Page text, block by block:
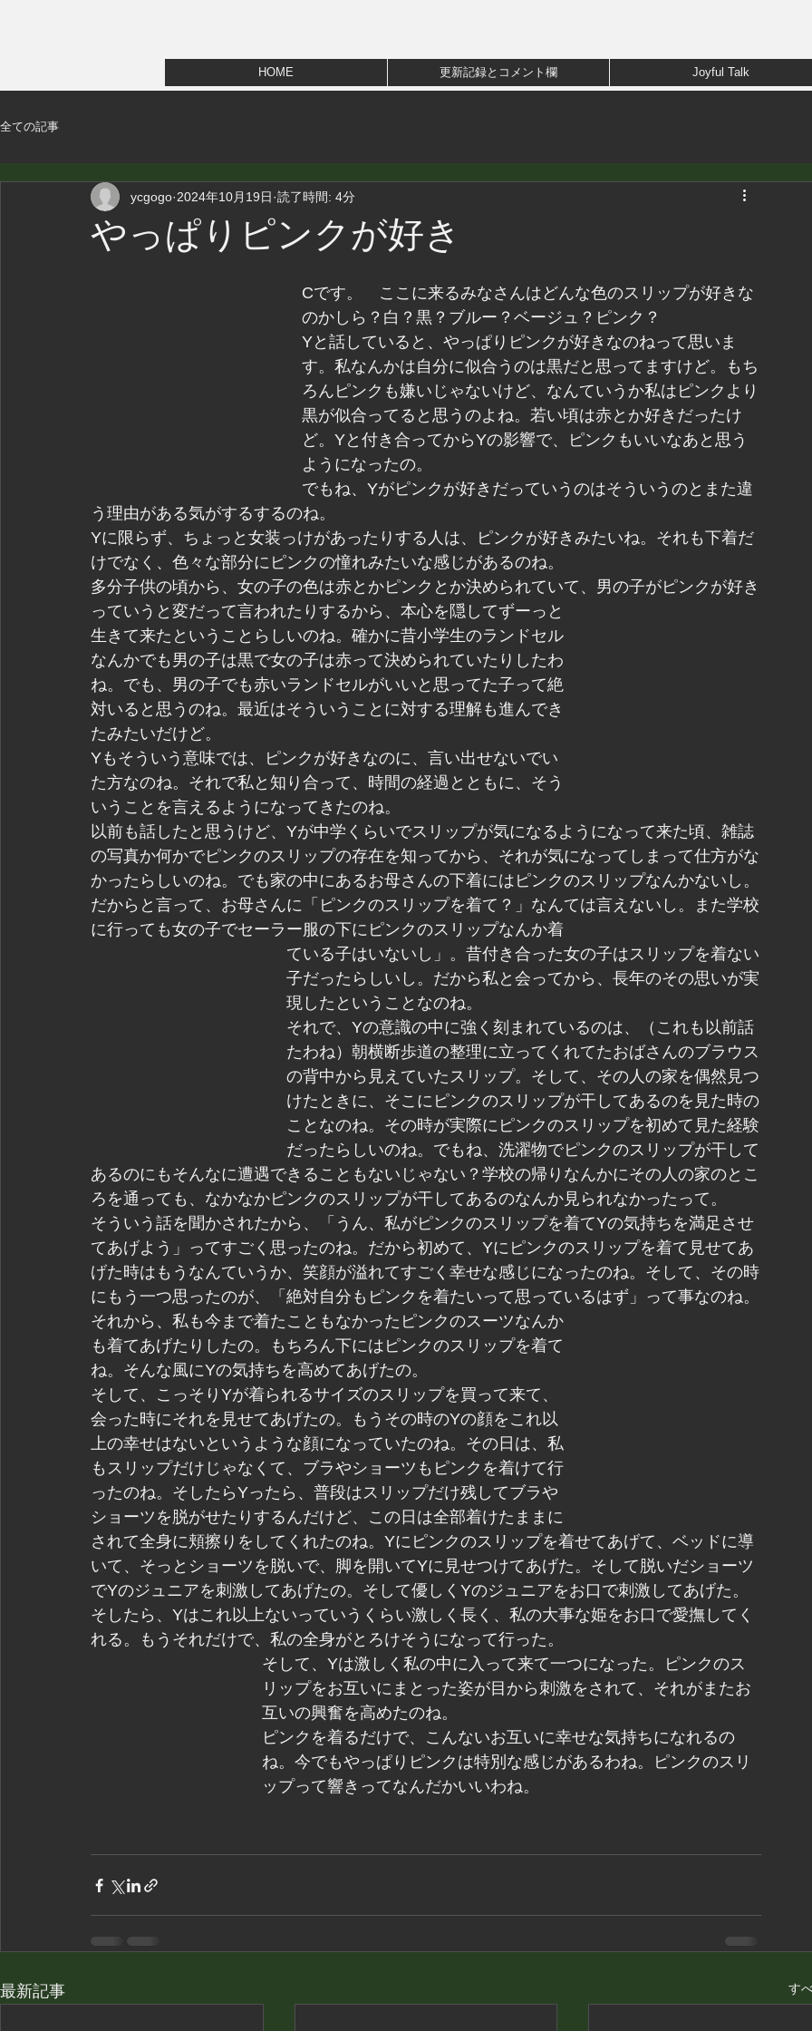
HOME 更新記録とコメント欄 Joyful Talk
全ての記事
やっぱりピンクが好き
ycgogo 2024年10月19日 読了時間: 4分
Cです。　ここに来るみなさんはどんな色のスリップが好きな
のかしら？白？黒？ブルー？ベージュ？ピンク？
Yと話していると、やっぱりピンクが好きなのねって思いま
す。私なんかは自分に似合うのは黒だと思ってますけど。もち
ろんピンクも嫌いじゃないけど、なんていうか私はピンクより
黒が似合ってると思うのよね。若い頃は赤とか好きだったけ
ど。Yと付き合ってからYの影響で、ピンクもいいなあと思う
ようになったの。
でもね、Yがピンクが好きだっていうのはそういうのとまた違
う理由がある気がするするのね。
Yに限らず、ちょっと女装っけがあったりする人は、ピンクが好きみたいね。それも下着だ
けでなく、色々な部分にピンクの憧れみたいな感じがあるのね。
多分子供の頃から、女の子の色は赤とかピンクとか決められていて、男の子がピンクが好き
っていうと変だって言われたりするから、本心を隠してずーっと
生きて来たということらしいのね。確かに昔小学生のランドセル
なんかでも男の子は黒で女の子は赤って決められていたりしたわ
ね。でも、男の子でも赤いランドセルがいいと思ってた子って絶
対いると思うのね。最近はそういうことに対する理解も進んでき
たみたいだけど。
Yもそういう意味では、ピンクが好きなのに、言い出せないでい
た方なのね。それで私と知り合って、時間の経過とともに、そう
いうことを言えるようになってきたのね。
以前も話したと思うけど、Yが中学くらいでスリップが気になるようになって来た頃、雑誌
の写真か何かでピンクのスリップの存在を知ってから、それが気になってしまって仕方がな
かったらしいのね。でも家の中にあるお母さんの下着にはピンクのスリップなんかないし。
だからと言って、お母さんに「ピンクのスリップを着て？」なんては言えないし。また学校
に行っても女の子でセーラー服の下にピンクのスリップなんか着
ている子はいないし」。昔付き合った女の子はスリップを着ない
子だったらしいし。だから私と会ってから、長年のその思いが実
現したということなのね。
それで、Yの意識の中に強く刻まれているのは、（これも以前話
たわね）朝横断歩道の整理に立ってくれてたおばさんのブラウス
の背中から見えていたスリップ。そして、その人の家を偶然見つ
けたときに、そこにピンクのスリップが干してあるのを見た時の
ことなのね。その時が実際にピンクのスリップを初めて見た経験
だったらしいのね。でもね、洗濯物でピンクのスリップが干して
あるのにもそんなに遭遇できることもないじゃない？学校の帰りなんかにその人の家のとこ
ろを通っても、なかなかピンクのスリップが干してあるのなんか見られなかったって。
そういう話を聞かされたから、「うん、私がピンクのスリップを着てYの気持ちを満足させ
てあげよう」ってすごく思ったのね。だから初めて、Yにピンクのスリップを着て見せてあ
げた時はもうなんていうか、笑顔が溢れてすごく幸せな感じになったのね。そして、その時
にもう一つ思ったのが、「絶対自分もピンクを着たいって思っているはず」って事なのね。
それから、私も今まで着たこともなかったピンクのスーツなんか
も着てあげたりしたの。もちろん下にはピンクのスリップを着て
ね。そんな風にYの気持ちを高めてあげたの。
そして、こっそりYが着られるサイズのスリップを買って来て、
会った時にそれを見せてあげたの。もうその時のYの顔をこれ以
上の幸せはないというような顔になっていたのね。その日は、私
もスリップだけじゃなくて、ブラやショーツもピンクを着けて行
ったのね。そしたらYったら、普段はスリップだけ残してブラや
ショーツを脱がせたりするんだけど、この日は全部着けたままに
されて全身に頬擦りをしてくれたのね。Yにピンクのスリップを着せてあげて、ベッドに導
いて、そっとショーツを脱いで、脚を開いてYに見せつけてあげた。そして脱いだショーツ
でYのジュニアを刺激してあげたの。そして優しくYのジュニアをお口で刺激してあげた。
そしたら、Yはこれ以上ないっていうくらい激しく長く、私の大事な姫をお口で愛撫してく
れる。もうそれだけで、私の全身がとろけそうになって行った。
そして、Yは激しく私の中に入って来て一つになった。ピンクのス
リップをお互いにまとった姿が目から刺激をされて、それがまたお
互いの興奮を高めたのね。
ピンクを着るだけで、こんないお互いに幸せな気持ちになれるの
ね。今でもやっぱりピンクは特別な感じがあるわね。ピンクのスリ
ップって響きってなんだかいいわね。
最新記事 す